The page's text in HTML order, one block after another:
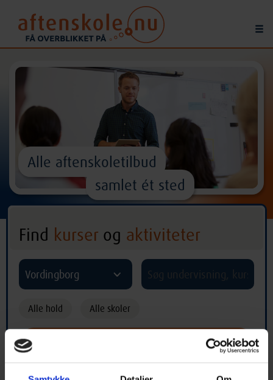
Alle aftenskoletilbud
samlet ét sted
Find kurser og aktiviteter
Vordingborg ^
Alle hold Alle skoler